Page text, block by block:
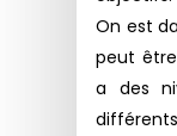
On est
peut
a des